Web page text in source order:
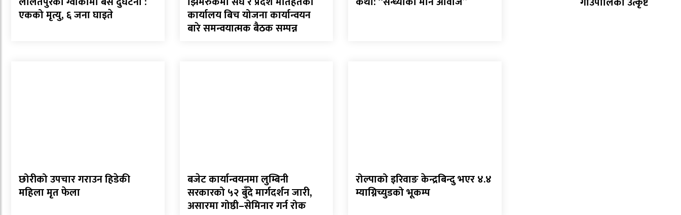
एकको मृत्यु, ६ जना घाइते कार्यालय बिच योजना कार्यान्वयन
बारे समन्वयात्मक बैठक सम्पन्न
छोरीको उपचार गराउन हिडेकी
महिला मृत फेला
बजेट कार्यान्वयनमा लुम्बिनी
सरकारको ५२ बुँदे मार्गदर्शन जारी,
असारमा गोष्ठी–सेमिनार गर्न रोक
रोल्पाको इरिवाङ केन्द्रबिन्दु भएर ४.४
म्याग्निच्युडको भूकम्प